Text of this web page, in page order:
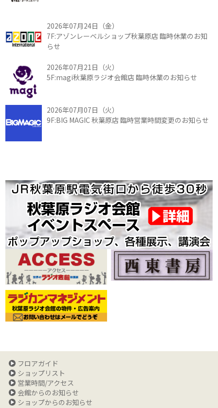
2026年07月24日（金）
7F:アゾンレーベルショップ秋葉原店 臨時休業のお知
らせ
2026年07月21日（火）
5F:magi秋葉原ラジオ会館店 臨時休業のお知らせ
2026年07月07日（火）
9F:BIG MAGIC 秋葉原店 臨時営業時間変更のお知らせ
フロアガイド
ショップリスト
営業時間/アクセス
会館からのお知らせ
ショップからのお知らせ